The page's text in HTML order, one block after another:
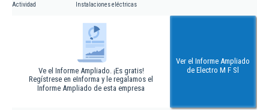
Actividad Instalaciones eléctricas
Ve el Informe Ampliado. ¡Es gratis!
Regístrese en eInforma y le regalamos el
Informe Ampliado de esta empresa
Ver el Informe Ampliado
de Electro M F Sl